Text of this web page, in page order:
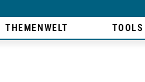
THEMENWELT TOOLS